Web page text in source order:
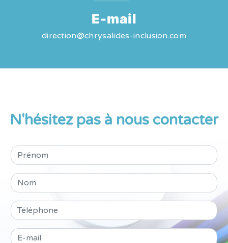
E-mail
direction@chrysalides-inclusion.com
N'hésitez pas à nous contacter